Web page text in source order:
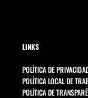
LINKS
POLÍTICA DE
POLÍTICA LOCAL DE
POLÍTICA DE